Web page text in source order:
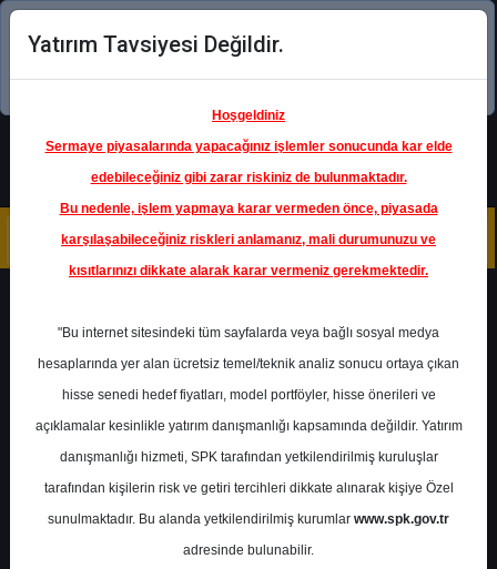
Şimdi uygulamayı indirin!
Ana Sayfa Raporlar
Ak Yatırım
Rapor Detay
Ak Yatırım - Tüpraş
Raporu
Yatırım Tavsiyesi Değildir.
Hoşgeldiniz
Sermaye piyasalarında yapacağınız işlemler sonucunda kar elde
edebileceğiniz gibi zarar riskiniz de bulunmaktadır.
Bu nedenle, işlem yapmaya karar vermeden önce, piyasada
karşılaşabileceğiniz riskleri anlamanız, mali durumunuzu ve
kısıtlarınızı dikkate alarak karar vermeniz gerekmektedir.
"Bu internet sitesindeki tüm sayfalarda veya bağlı sosyal medya
hesaplarında yer alan ücretsiz temel/teknik analiz sonucu ortaya çıkan
hisse senedi hedef fiyatları, model portföyler, hisse önerileri ve
açıklamalar kesinlikle yatırım danışmanlığı kapsamında değildir. Yatırım
danışmanlığı hizmeti, SPK tarafından yetkilendirilmiş kuruluşlar
tarafından kişilerin risk ve getiri tercihleri dikkate alınarak kişiye Özel
sunulmaktadır. Bu alanda yetkilendirilmiş kurumlar www.spk.gov.tr
adresinde bulunabilir.